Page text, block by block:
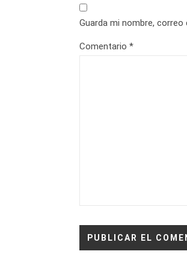
Guarda mi nombre,
Comentario *